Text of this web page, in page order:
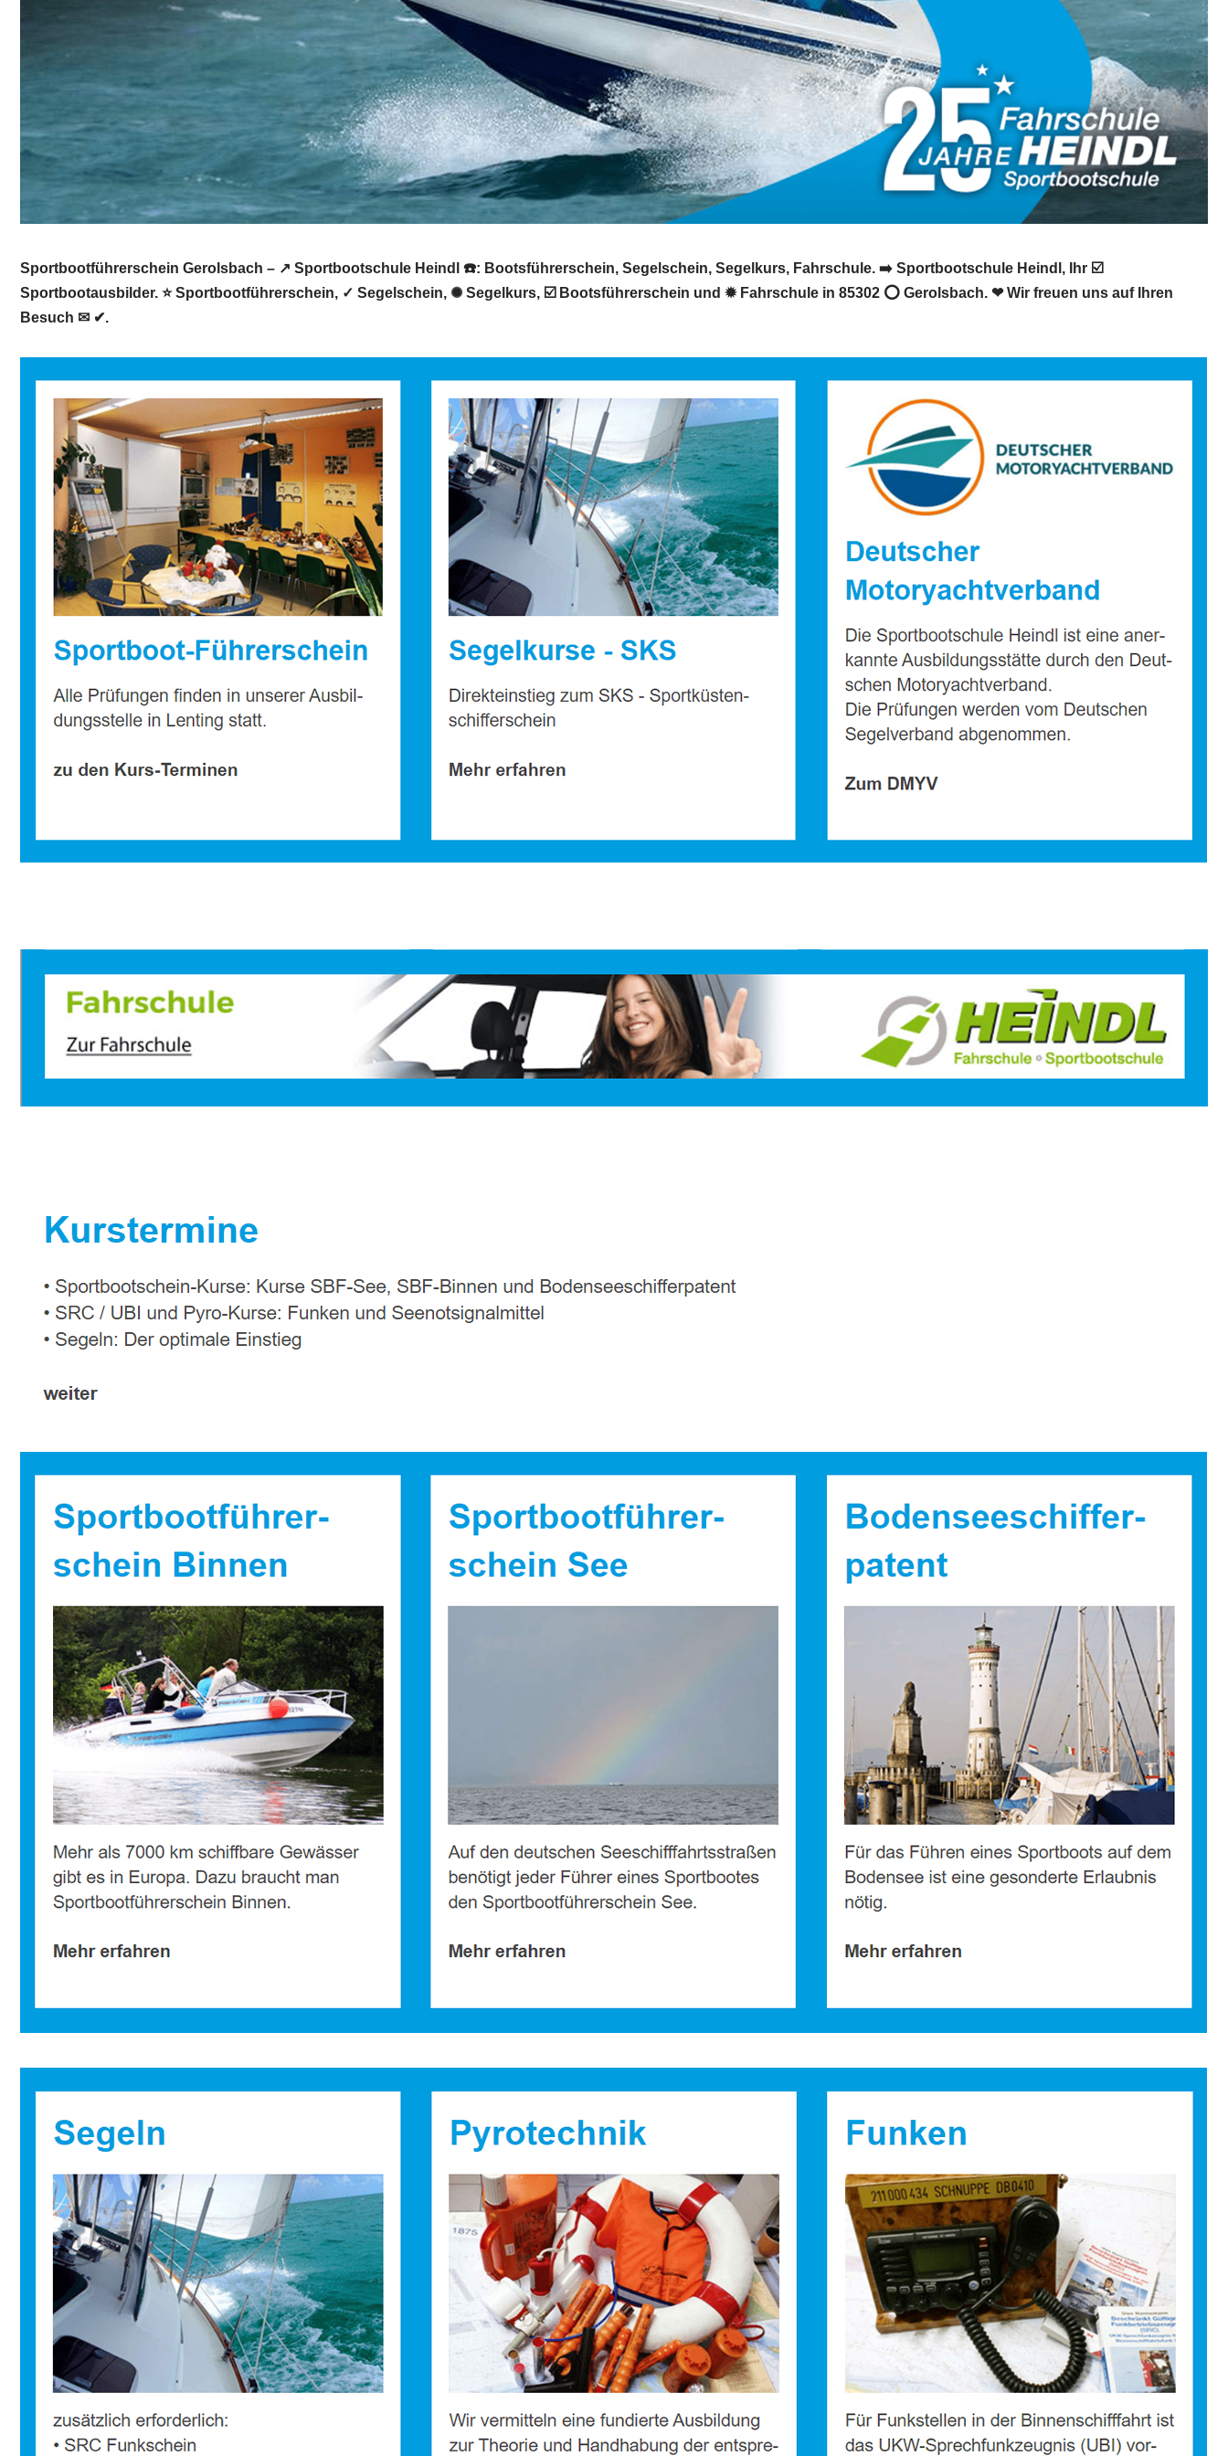
Sportbootführerschein Gerolsbach – ↗️ Sportbootschule Heindl ☎️: Bootsführerschein, Segelschein, Segelkurs, Fahrschule. ➡️ Sportbootschule Heindl, Ihr ☑️
Sportbootausbilder. ⭐ Sportbootführerschein, ✓ Segelschein, ✺ Segelkurs, ☑️ Bootsführerschein und ✹ Fahrschule in 85302 ⭕ Gerolsbach. ❤ Wir freuen uns auf Ihren
Besuch ✉ ✔.